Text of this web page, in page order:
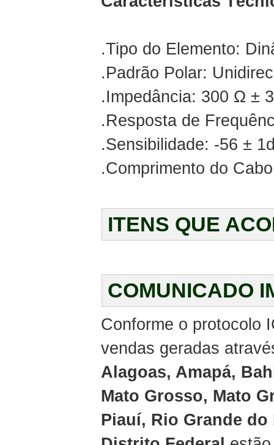
.Tipo do Elemento:
.Padrão Polar:
.Impedância: 300 Ω ±
.Resposta de
.Sensibilidade: -56 ±
.Comprimento do
ITENS QUE
COMUNICADO
Conforme o protocolo
vendas geradas
Alagoas, Amapá,
Mato Grosso, Mato
Piauí, Rio Grande